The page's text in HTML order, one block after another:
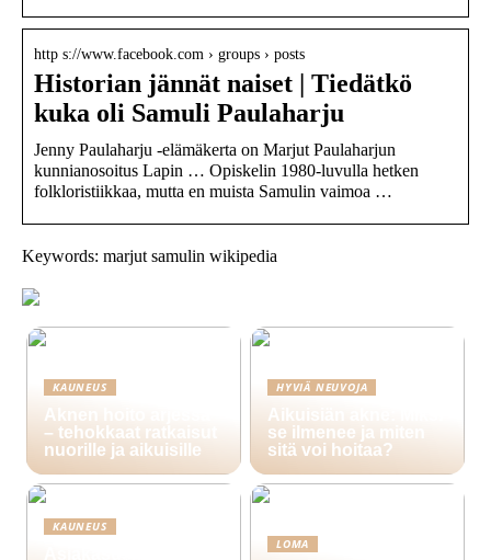
http s://www.facebook.com › groups › posts
Historian jännät naiset | Tiedätkö
kuka oli Samuli Paulaharju
Jenny Paulaharju -elämäkerta on Marjut Paulaharjun
kunnianosoitus Lapin … Opiskelin 1980-luvulla hetken
folkloristiikkaa, mutta en muista Samulin vaimoa …
Keywords: marjut samulin wikipedia
KAUNEUS
Aknen hoito arjessa
– tehokkaat ratkaisut
nuorille ja aikuisille
HYVIÄ NEUVOJA
Aikuisiän akne: Miksi
se ilmenee ja miten
sitä voi hoitaa?
KAUNEUS
LOMA